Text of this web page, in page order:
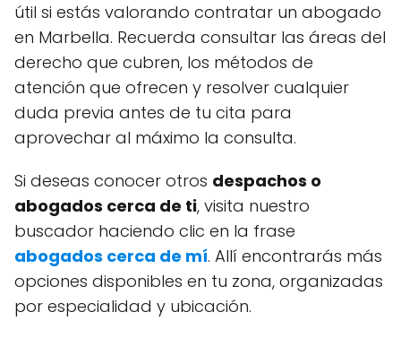
útil si estás valorando contratar un abogado
en Marbella. Recuerda consultar las áreas del
derecho que cubren, los métodos de
atención que ofrecen y resolver cualquier
duda previa antes de tu cita para
aprovechar al máximo la consulta.
Si deseas conocer otros despachos o
abogados cerca de ti, visita nuestro
buscador haciendo clic en la frase
abogados cerca de mí. Allí encontrarás más
opciones disponibles en tu zona, organizadas
por especialidad y ubicación.